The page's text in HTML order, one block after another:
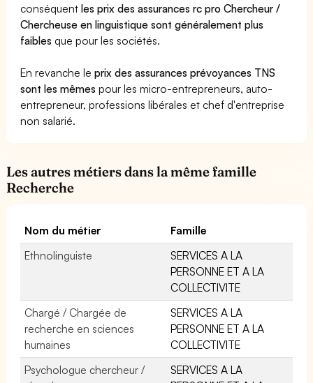
conséquentles prix des assurances rc pro Chercheur /
Chercheuse en linguistique sont généralement plus
faibles que pour les sociétés.
En revanche leprix des assurances prévoyances TNS
sont les mêmes pour les micro-entrepreneurs, auto-
entrepreneur, professions libérales et chef d'entreprise
non salarié.
Les autres métiers dans la même famille
Recherche
Nom du métier
Famille
Ethnolinguiste
SERVICES A LA
PERSONNE ET A LA
COLLECTIVITE
Chargé / Chargée de
recherche en sciences
humaines
SERVICES A LA
PERSONNE ET A LA
COLLECTIVITE
Psychologue chercheur /
SERVICES A LA